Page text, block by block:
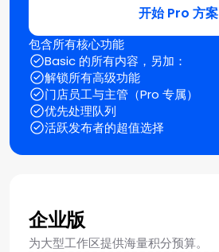
开始 Pro 方案
包含所有核心功能
Basic 的所有内容，另加：
解锁所有高级功能
门店员工与主管（Pro 专属）
优先处理队列
活跃发布者的超值选择
企业版
为大型工作区提供海量积分预算。